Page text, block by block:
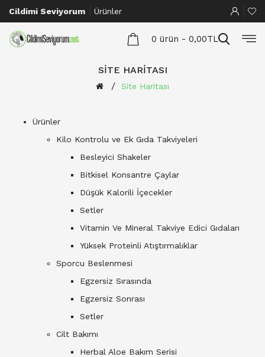
Cildimi Seviyorum Ürünler
0 ürün - 0,00TL
SITE HARITASI
Site Haritası
Ürünler
Kilo Kontrolu ve Ek Gıda Takviyeleri
Besleyici Shakeler
Bitkisel Konsantre Çaylar
Düşük Kalorili İçecekler
Setler
Vitamin Ve Mineral Takviye Edici Gıdaları
Yüksek Proteinli Atıştırmalıklar
Sporcu Beslenmesi
Egzersiz Sırasında
Egzersiz Sonrası
Setler
Cilt Bakımı
Herbal Aloe Bakım Serisi